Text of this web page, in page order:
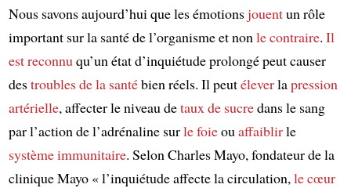
Nous savons aujourd’hui que les émotionsjouentun rôle
important sur la santé de l’organisme et non le contraire. Il
est reconnu qu’un état d’inquiétude prolongé peut causer
destroubles de la santébien réels. Il peutéleverlapression
artérielle, affecter le niveau detaux de sucredans le sang
par l’action de l’adrénaline surle foieou affaiblirle
système immunitaire. Selon Charles Mayo, fondateur de la
clinique Mayo « l’inquiétude affecte la circulation, le cœur